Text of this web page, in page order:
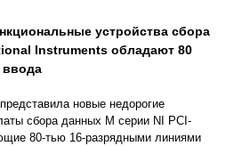
устройства сбора
Instruments обладают 80
ввода
новые недорогие
сбора данных М серии NI PCI-
80-тью 16-разрядными линиями